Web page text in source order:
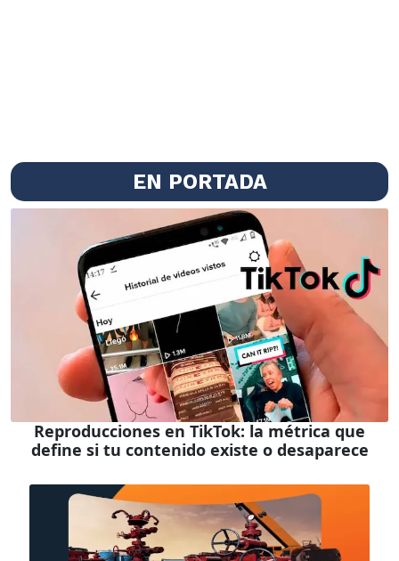
EN PORTADA
Reproducciones en TikTok: la métrica que
define si tu contenido existe o desaparece